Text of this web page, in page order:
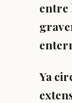
entre
Ya